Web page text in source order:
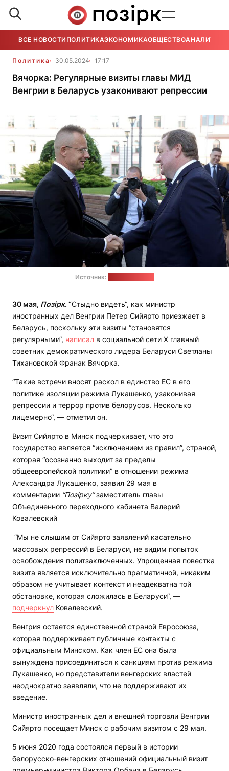
ВСЕ НОВОСТИ ПОЛИТИКАЭКОНОМИКАОБЩЕСТВОАНАЛИТИКА
Политика 30.05.2024 17:17
Вячорка: Регулярные визиты главы МИД
Венгрии в Беларусь узаконивают репрессии
Источник:
30 мая, Позірк. “Стыдно видеть“, как министр
иностранных дел Венгрии Петер Сийярто приезжает в
Беларусь, поскольку эти визиты “становятся
регулярными“, написал в социальной сети Х главный
советник демократического лидера Беларуси Светланы
Тихановской Франак Вячорка.
“Такие встречи вносят раскол в единство ЕС в его
политике изоляции режима Лукашенко, узаконивая
репрессии и террор против белорусов. Несколько
лицемерно“, — отметил он.
Визит Сийярто в Минск подчеркивает, что это
государство является “исключением из правил”, страной,
которая “осознанно выходит за пределы
общеевропейской политики” в отношении режима
Александра Лукашенко, заявил 29 мая в
комментарии “Позірку”заместитель главы
Объединенного переходного кабинета Валерий
Ковалевский
“Мы не слышим от Сийярто заявлений касательно
массовых репрессий в Беларуси, не видим попыток
освобождения политзаключенных. Упрощенная повестка
визита является исключительно прагматичной, никаким
образом не учитывает контекст и неадекватна той
обстановке, которая сложилась в Беларуси“, —
подчеркнул Ковалевский.
Венгрия остается единственной страной Евросоюза,
которая поддерживает публичные контакты с
официальным Минском. Как член ЕС она была
вынуждена присоединиться к санкциям против режима
Лукашенко, но представители венгерских властей
неоднократно заявляли, что не поддерживают их
введение.
Министр иностранных дел и внешней торговли Венгрии
Сийярто посещает Минск с рабочим визитом с 29 мая.
5 июня 2020 года состоялся первый в истории
белорусско-венгерских отношений официальный визит